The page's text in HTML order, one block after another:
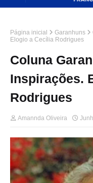
Página inicial Garanhuns
Elogio a Cecília Rodrigues
Coluna
Inspirações.
Rodrigues
Amannda Oliveira